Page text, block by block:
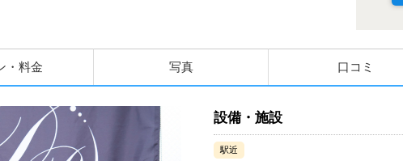
・料金 写真 口コミ
設備・施設
駅近